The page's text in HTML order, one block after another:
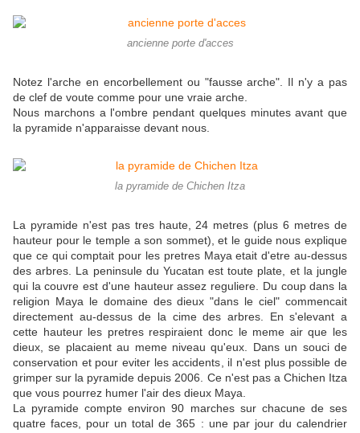
ancienne porte d'acces
Notez l'arche en encorbellement ou "fausse arche". Il n'y a pas
de clef de voute comme pour une vraie arche.
Nous marchons a l'ombre pendant quelques minutes avant que
la pyramide n'apparaisse devant nous.
la pyramide de Chichen Itza
La pyramide n'est pas tres haute, 24 metres (plus 6 metres de
hauteur pour le temple a son sommet), et le guide nous explique
que ce qui comptait pour les pretres Maya etait d'etre au-dessus
des arbres. La peninsule du Yucatan est toute plate, et la jungle
qui la couvre est d'une hauteur assez reguliere. Du coup dans la
religion Maya le domaine des dieux "dans le ciel" commencait
directement au-dessus de la cime des arbres. En s'elevant a
cette hauteur les pretres respiraient donc le meme air que les
dieux, se placaient au meme niveau qu'eux. Dans un souci de
conservation et pour eviter les accidents, il n'est plus possible de
grimper sur la pyramide depuis 2006. Ce n'est pas a Chichen Itza
que vous pourrez humer l'air des dieux Maya.
La pyramide compte environ 90 marches sur chacune de ses
quatre faces, pour un total de 365 : une par jour du calendrier